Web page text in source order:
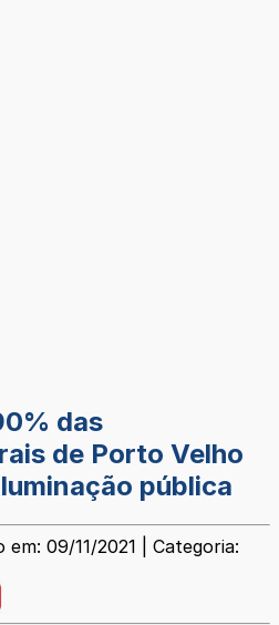
das
de Porto Velho
pública
09/11/2021 | Categoria: